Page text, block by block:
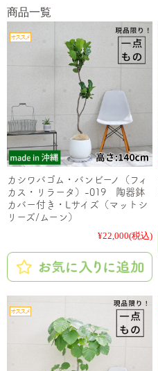
商品一覧
カシワバゴム・バンビーノ（フィ
カス・リラータ）-019 陶器鉢
カバー付き・Lサイズ（マットシ
リーズ/ムーン）
¥22,000(税込)